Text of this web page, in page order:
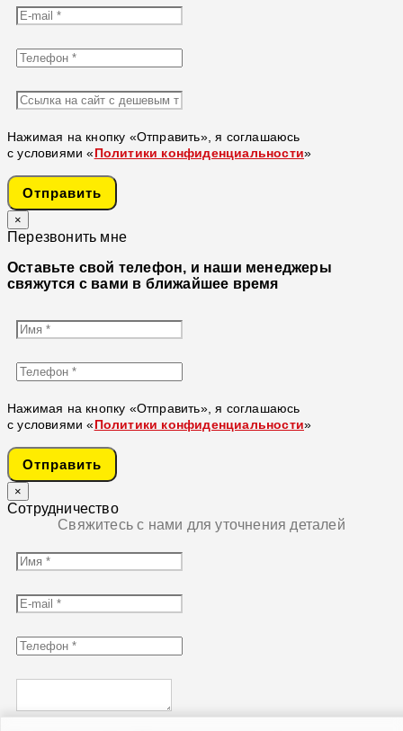
Нажимая на кнопку «Отправить», я соглашаюсь
с условиями « Политики конфиденциальности»
Отправить
×
Перезвонить мне
Оставьте свой телефон, и наши менеджеры
свяжутся с вами в ближайшее время
Нажимая на кнопку «Отправить», я соглашаюсь
с условиями « Политики конфиденциальности»
Отправить
×
Сотрудничество
Свяжитесь с нами для уточнения деталей